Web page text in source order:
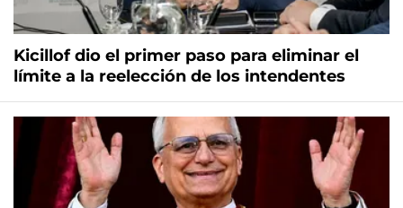
Kicillof dio el primer paso para eliminar el
límite a la reelección de los intendentes